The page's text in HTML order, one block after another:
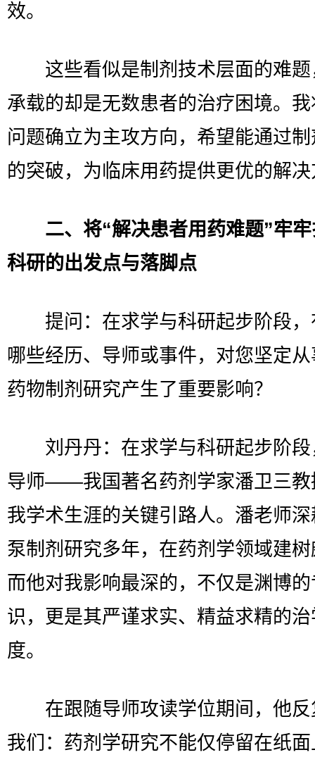
效。
这些看似是制剂技术层面的难题
承载的却是无数患者的治疗困境。
问题确立为主攻方向，希望能通过
的突破，为临床用药提供更优的解
二、将“解决患者用药难题”牢
科研的出发点与落脚点
提问：在求学与科研起步阶段，
哪些经历、导师或事件，对您坚定
药物制剂研究产生了重要影响？
刘丹丹：在求学与科研起步阶段
导师——我国著名药剂学家潘卫三教
我学术生涯的关键引路人。潘老师
泵制剂研究多年，在药剂学领域建
而他对我影响最深的，不仅是渊博
识，更是其严谨求实、精益求精的
度。
在跟随导师攻读学位期间，他反
我们：药剂学研究不能仅停留在纸